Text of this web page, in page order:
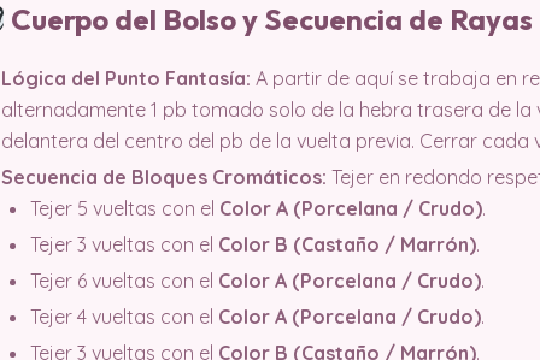
Cuerpo del Bolso y Secuencia de
Lógica del Punto Fantasía: A partir de aquí se trabaja en
alternadamente 1 pb tomado solo de la hebra trasera de
delantera del centro del pb de la vuelta previa. Cerrar cada
Secuencia de Bloques Cromáticos: Tejer en redondo
Tejer 5 vueltas con el Color A (Porcelana / Crudo).
Tejer 3 vueltas con el Color B (Castaño / Marrón).
Tejer 6 vueltas con el Color A (Porcelana / Crudo).
Tejer 4 vueltas con el Color A (Porcelana / Crudo).
Tejer 3 vueltas con el Color B (Castaño / Marrón).